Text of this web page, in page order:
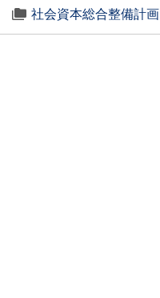
社会資本総合整備計画